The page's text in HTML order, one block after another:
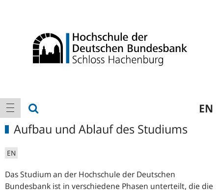
Hauptnavigation
Navigation anzeigen EN
Aufbau und Ablauf des Studiums
EN
Das Studium an der Hochschule der Deutschen
Bundesbank ist in verschiedene Phasen unterteilt, die die